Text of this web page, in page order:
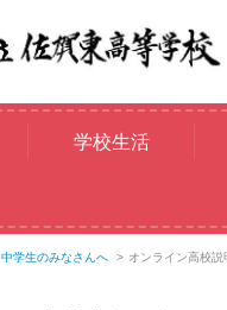
学校生活
中学生のみなさんへ > オンライン高校説